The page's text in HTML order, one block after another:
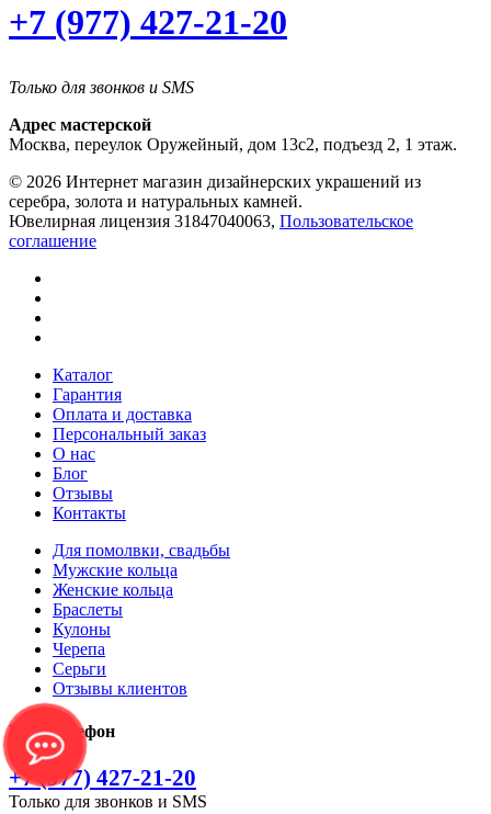
+7 (977) 427-21-20
Только для звонков и SMS
Адрес мастерской
Москва, переулок Оружейный, дом 13с2, подъезд 2, 1 этаж.
© 2026 Интернет магазин дизайнерских украшений из
серебра, золота и натуральных камней.
Ювелирная лицензия 31847040063, Пользовательское
соглашение
Каталог
Гарантия
Оплата и доставка
Персональный заказ
О нас
Блог
Отзывы
Контакты
Для помолвки, свадьбы
Мужские кольца
Женские кольца
Браслеты
Кулоны
Черепа
Серьги
Отзывы клиентов
Наш телефон
+7 (977) 427-21-20
Только для звонков и SMS